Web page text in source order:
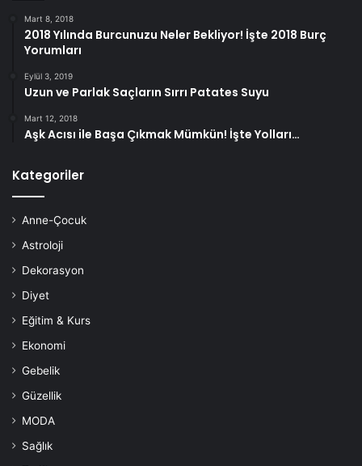
Mart 8, 2018
2018 Yılında Burcunuzu Neler Bekliyor! İşte 2018 Burç
Yorumları
Eylül 3, 2019
Uzun ve Parlak Saçların Sırrı Patates Suyu
Mart 12, 2018
Aşk Acısı ile Başa Çıkmak Mümkün! İşte Yolları…
Kategoriler
Anne-Çocuk
Astroloji
Dekorasyon
Diyet
Eğitim & Kurs
Ekonomi
Gebelik
Güzellik
MODA
Sağlık